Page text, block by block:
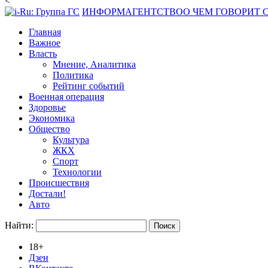
ИНФОРМАГЕНТСТВОО ЧЕМ ГОВОРИТ
Главная
Важное
Власть
Мнение, Аналитика
Политика
Рейтинг событий
Военная операция
Здоровье
Экономика
Общество
Культура
ЖКХ
Спорт
Технологии
Происшествия
Достали!
Авто
Найти:
18+
Дзен